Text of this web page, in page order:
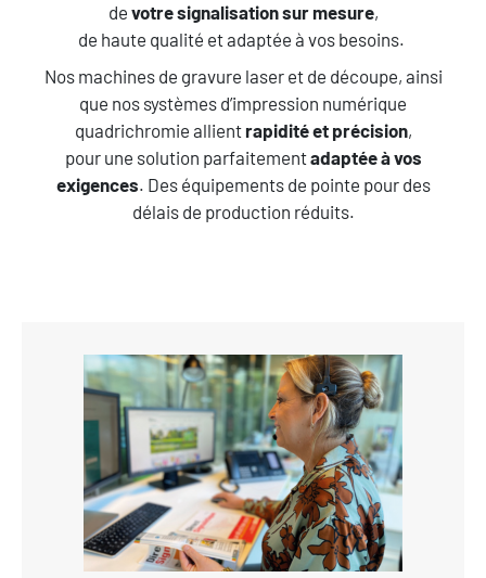
de votre signalisation sur mesure,
de haute qualité et adaptée à vos besoins.
Nos machines de gravure laser et de découpe, ainsi
que nos systèmes d’impression numérique
quadrichromie allientrapidité et précision,
pour une solution parfaitementadaptée à vos
exigences. Des équipements de pointe pour des
délais de production réduits.